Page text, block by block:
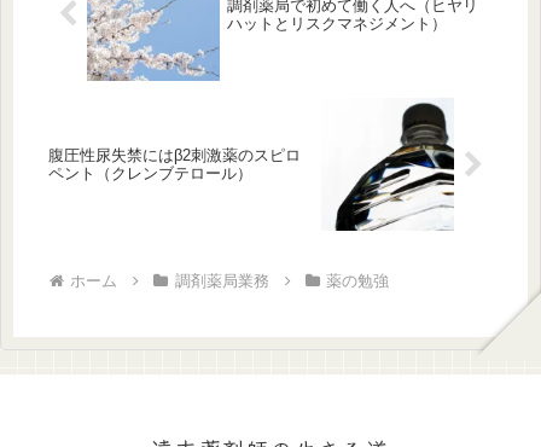
調剤薬局で初めて働く人へ（ヒヤリ
ハットとリスクマネジメント）
腹圧性尿失禁にはβ2刺激薬のスピロ
ペント（クレンブテロール）
ホーム 調剤薬局業務 薬の勉強